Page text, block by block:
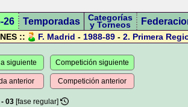
26 Temporadas Categorías
y Torneos
:: F. Madrid - 1988-89 - 2. Primera
siguiente
anterior
Competición siguiente
Competición anterior
- 03 [fase regular]